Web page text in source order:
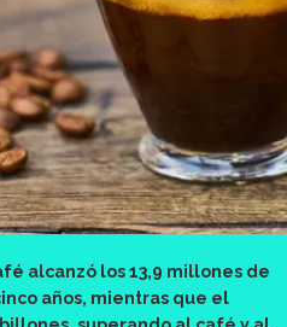
alcanzó los 13,9 millones de
años, mientras que el